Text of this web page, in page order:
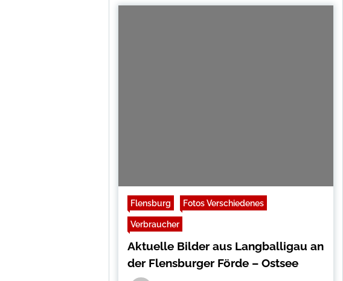
Flensburg Fotos Verschiedenes
Verbraucher
Aktuelle Bilder aus Langballigau an
der Flensburger Förde – Ostsee